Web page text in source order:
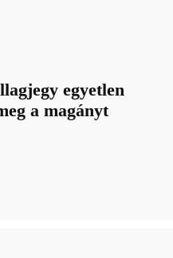
egyetlen
a magányt